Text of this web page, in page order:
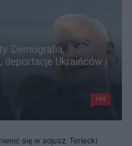
Demografia,
deportacje Ukraińców i
199
się w sojusz. Terlecki